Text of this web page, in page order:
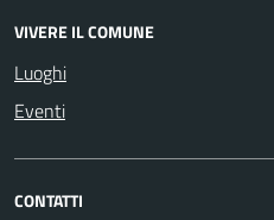
VIVERE IL COMUNE
Luoghi
Eventi
CONTATTI